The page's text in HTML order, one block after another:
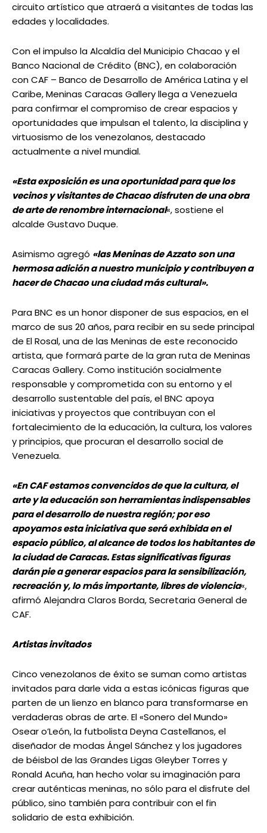
circuito artístico que atraerá a visitantes de todas las
edades y localidades.
Con el impulso la Alcaldía del Municipio Chacao y el
Banco Nacional de Crédito (BNC), en colaboración
con CAF – Banco de Desarrollo de América Latina y el
Caribe, Meninas Caracas Gallery llega a Venezuela
para confirmar el compromiso de crear espacios y
oportunidades que impulsan el talento, la disciplina y
virtuosismo de los venezolanos, destacado
actualmente a nivel mundial.
«Esta exposición es una oportunidad para que los
vecinos y visitantes de Chacao disfruten de una obra
de arte de renombre internacional«, sostiene el
alcalde Gustavo Duque.
Asimismo agregó «las Meninas de Azzato son una
hermosa adición a nuestro municipio y contribuyen a
hacer de Chacao una ciudad más cultural».
Para BNC es un honor disponer de sus espacios, en el
marco de sus 20 años, para recibir en su sede principal
de El Rosal, una de las Meninas de este reconocido
artista, que formará parte de la gran ruta de Meninas
Caracas Gallery. Como institución socialmente
responsable y comprometida con su entorno y el
desarrollo sustentable del país, el BNC apoya
iniciativas y proyectos que contribuyan con el
fortalecimiento de la educación, la cultura, los valores
y principios, que procuran el desarrollo social de
Venezuela.
«En CAF estamos convencidos de que la cultura, el
arte y la educación son herramientas indispensables
para el desarrollo de nuestra región; por eso
apoyamos esta iniciativa que será exhibida en el
espacio público, al alcance de todos los habitantes de
la ciudad de Caracas. Estas significativas figuras
darán pie a generar espacios para la sensibilización,
recreación y, lo más importante, libres de violencia«,
afirmó Alejandra Claros Borda, Secretaria General de
CAF.
Artistas invitados
Cinco venezolanos de éxito se suman como artistas
invitados para darle vida a estas icónicas figuras que
parten de un lienzo en blanco para transformarse en
verdaderas obras de arte. El «Sonero del Mundo»
Osear o’León, la futbolista Deyna Castellanos, el
diseñador de modas Ángel Sánchez y los jugadores
de béisbol de las Grandes Ligas Gleyber Torres y
Ronald Acuña, han hecho volar su imaginación para
crear auténticas meninas, no sólo para el disfrute del
público, sino también para contribuir con el fin
solidario de esta exhibición.